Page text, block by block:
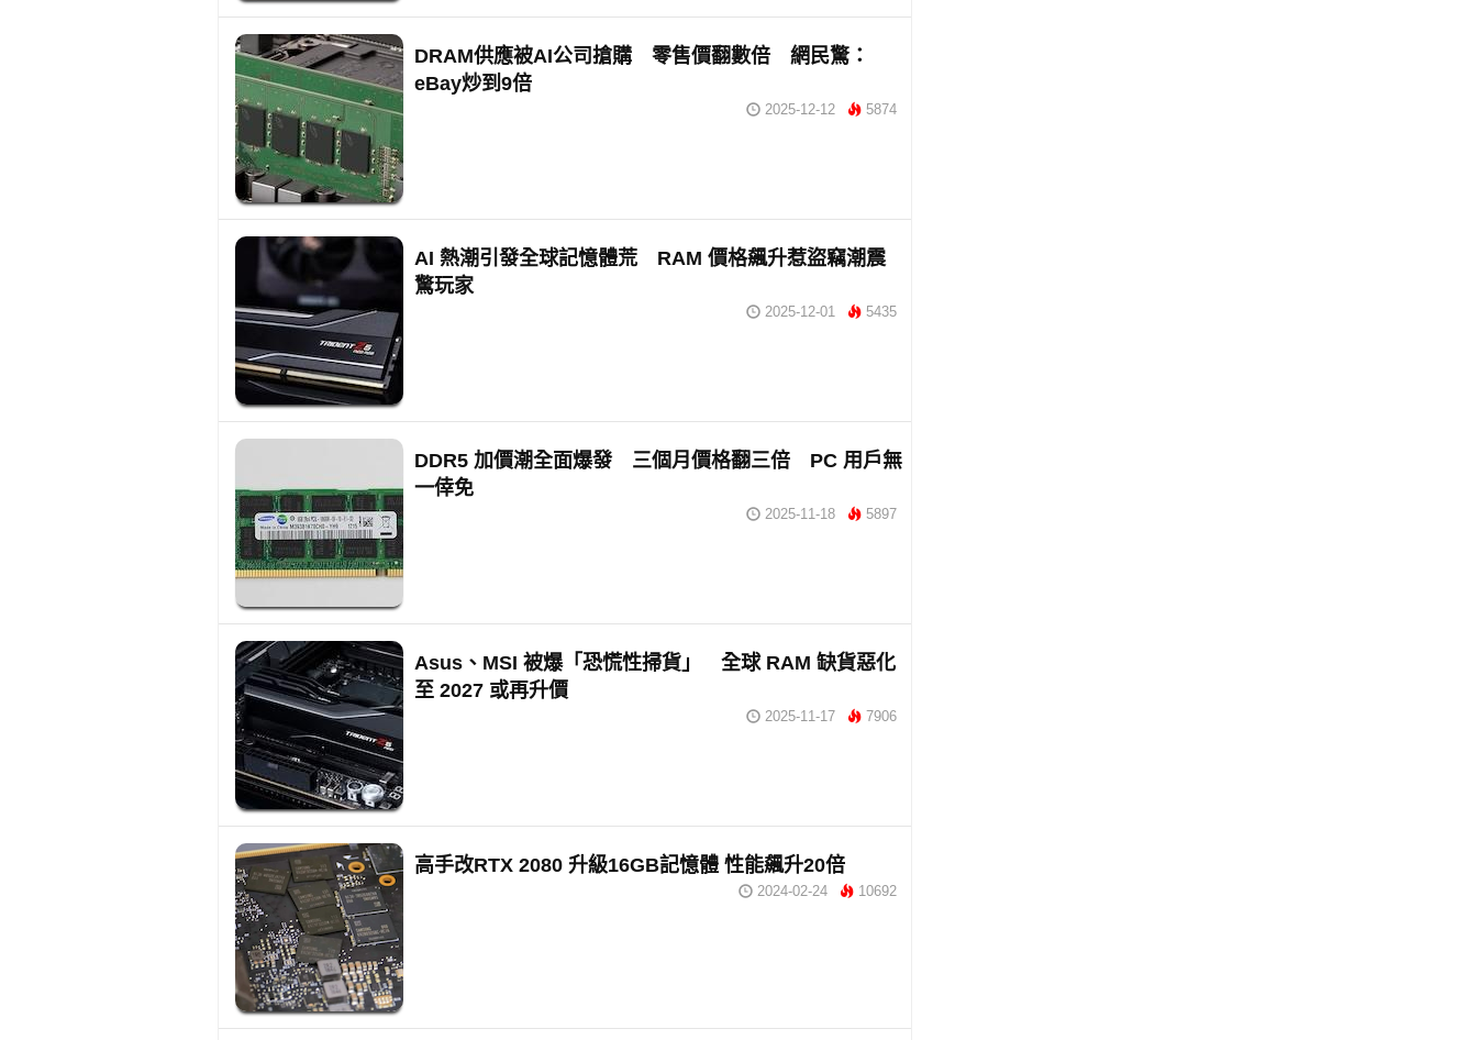
DRAM供應被AI公司搶購 零售價翻數倍 網民驚：
eBay炒到9倍
2025-12-12 5874
AI 熱潮引發全球記憶體荒 RAM 價格飆升惹盜竊潮震
驚玩家
2025-12-01 5435
DDR5 加價潮全面爆發 三個月價格翻三倍 PC 用戶無
一倖免
2025-11-18 5897
Asus、MSI 被爆「恐慌性掃貨」 全球 RAM 缺貨惡化
至 2027 或再升價
2025-11-17 7906
高手改RTX 2080 升級16GB記憶體 性能飆升20倍
2024-02-24 10692